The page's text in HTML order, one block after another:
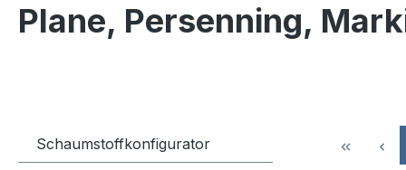
Plane, Persenning,
Schaumstoffkonfigurator